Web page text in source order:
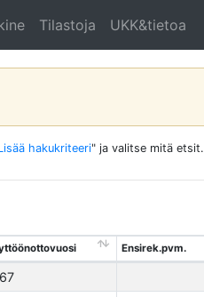
Tilastoja UKK&tietoa
hakukriteeri" ja valitse mitä etsit.
Ensirek.pvm.